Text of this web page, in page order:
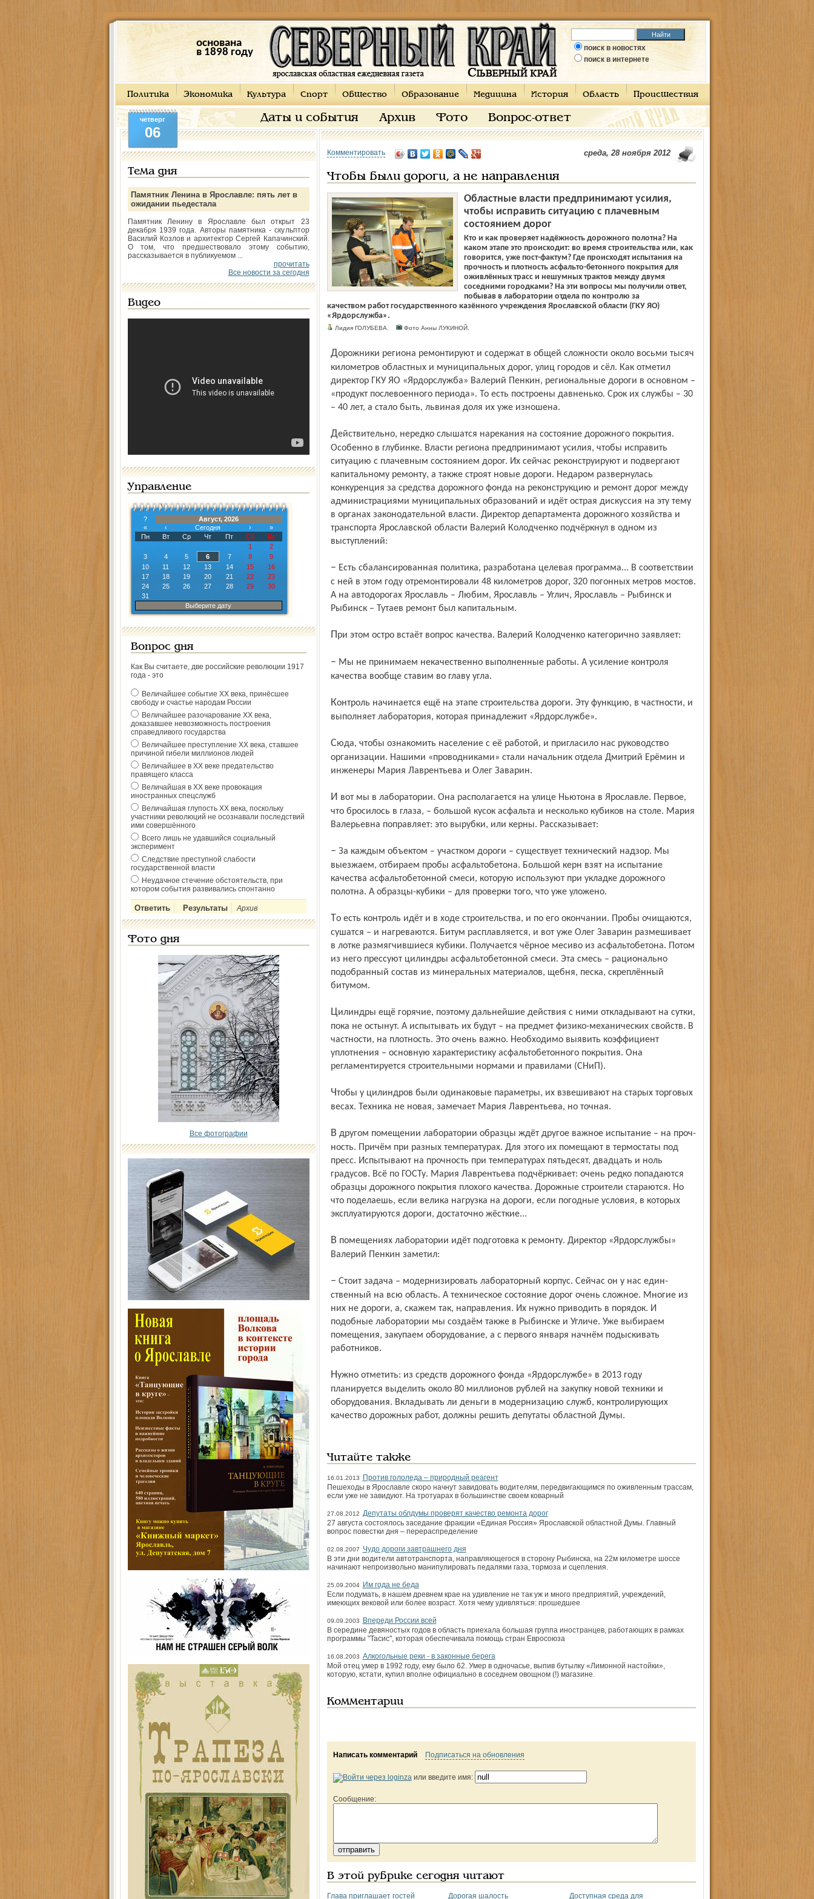
основана
в 1898 году
поиск в новостях
поиск в интернете
Политика Экономика Культура Спорт Общество Образование Медицина История Область Происшествия
Даты и события Архив Фото Вопрос-ответ
четверг
06
Тема дня
Памятник Ленина в Ярославле: пять лет в
ожидании пьедестала
Памятник Ленину в Ярославле был открыт 23
декабря 1939 года. Авторы памятника - скульптор
Василий Козлов и архитектор Сергей Капачинский.
О том, что предшествовало этому событию,
рассказывается в публикуемом ...
прочитать
Все новости за сегодня
Видео
Управление
?
Август, 2026
«
‹ Сегодня ›
»
Пн
Вт Ср Чт Пт Сб
Вс
1
2
3
4 5 6 7 8
9
10
11 12 13 14 15
16
17
18 19 20 21 22
23
24
25 26 27 28 29
30
31
Выберите дату
Вопрос дня
Как Вы считаете, две российские революции 1917
года - это
Величайшее событие ХХ века, принёсшее
свободу и счастье народам России
Величайшее разочарование ХХ века,
доказавшее невозможность построения
справедливого государства
Величайшее преступление ХХ века, ставшее
причиной гибели миллионов людей
Величайшее в ХХ веке предательство
правящего класса
Величайшая в ХХ веке провокация
иностранных спецслужб
Величайшая глупость ХХ века, поскольку
участники революций не осознавали последствий
ими совершённого
Всего лишь не удавшийся социальный
эксперимент
Следствие преступной слабости
государственной власти
Неудачное стечение обстоятельств, при
котором события развивались спонтанно
Архив
Фото дня
Все фотографии
Комментировать среда, 28 ноября 2012
Чтобы были дороги, а не направления
Областные власти предпринимают усилия,
чтобы исправить ситуацию с плачевным
состоянием дорог
Кто и как проверяет надёжность дорожного полотна? На
каком этапе это происходит: во время строительства или, как
говорится, уже пост-фактум? Где происходят испытания на
прочность и плотность асфальто-бетонного покрытия для
оживлённых трасс и нешумных трактов между двумя
соседними городками? На эти вопросы мы получили ответ,
побывав в лаборатории отдела по контролю за
качеством работ государственного казённого учреждения Ярославской области (ГКУ ЯО)
«Ярдорслужба».
Лидия ГОЛУБЕВА. Фото Анны ЛУКИНОЙ.
Дорожники региона ремонтируют и содержат в общей сложности около восьми тысяч
километров областных и муниципальных дорог, улиц городов и сёл. Как отметил
директор ГКУ ЯО «Ярдорслужба» Валерий Пенкин, региональные дороги в основном –
«продукт послевоенного периода». То есть построены давненько. Срок их службы – 30
– 40 лет, а стало быть, львиная доля их уже изношена.
Действительно, нередко слышатся нарекания на состояние дорожного покрытия.
Особенно в глубинке. Власти региона предпринимают усилия, чтобы исправить
ситуацию с плачевным состоянием дорог. Их сейчас реконструируют и подвергают
капитальному ремонту, а также строят новые дороги. Недаром развернулась
конкуренция за средства дорожного фонда на реконструкцию и ремонт дорог между
администрациями муниципальных образований и идёт острая дискуссия на эту тему
в органах законодательной власти. Директор департамента дорожного хозяйства и
транспорта Ярославской области Валерий Колодченко подчёркнул в одном из
выступлений:
– Есть сбалансированная политика, разработана целевая программа... В соответ­ствии
с ней в этом году отремонтировали 48 километров дорог, 320 погонных метров мостов.
А на автодорогах Ярославль – Любим, Ярославль – Углич, Ярославль – Рыбинск и
Рыбинск – Тутаев ремонт был капитальным.
При этом остро встаёт вопрос качества. Валерий Колодченко категорично заявляет:
– Мы не принимаем некачественно выполненные работы. А усиление контроля
качества вообще ставим во главу угла.
Контроль начинается ещё на этапе строительства дороги. Эту функцию, в частности, и
выполняет лаборатория, которая принадлежит «Ярдорслужбе».
Сюда, чтобы ознакомить население с её работой, и пригласило нас руководство
организации. Нашими «проводниками» стали начальник отдела Дмитрий Ерёмин и
инженеры Мария Лаврентьева и Олег Заварин.
И вот мы в лаборатории. Она располагается на улице Ньютона в Ярославле. Первое,
что бросилось в глаза, – большой кусок асфальта и несколько кубиков на столе. Мария
Валерьевна поправляет: это вырубки, или керны. Рассказывает:
– За каждым объектом – участком дороги – существует технический надзор. Мы
выезжаем, отбираем пробы асфальтобетона. Большой керн взят на испытание
качества асфальтобетонной смеси, которую используют при укладке дорожного
полотна. А образцы-кубики – для проверки того, что уже уложено.
То есть контроль идёт и в ходе строительства, и по его окончании. Пробы очищаются,
сушатся – и нагреваются. Битум расплавляется, и вот уже Олег Заварин размешивает
в лотке размягчившиеся кубики. Получается чёрное месиво из асфальтобетона. Потом
из него прессуют цилиндры асфальтобетонной смеси. Эта смесь – рационально
подобранный состав из минеральных материалов, щебня, песка, скреплённый
битумом.
Цилиндры ещё горячие, поэтому дальнейшие действия с ними откладывают на сутки,
пока не остынут. А испытывать их будут – на предмет физико-механических свойств. В
частности, на плотность. Это очень важно. Необходимо выявить коэффициент
уплотнения – основную характеристику асфальтобетонного покрытия. Она
регламентируется строительными нормами и правилами (СНиП).
Чтобы у цилиндров были одинаковые параметры, их взвешивают на старых торговых
весах. Техника не новая, замечает Мария Лаврентьева, но точная.
В другом помещении лаборатории образцы ждёт другое важное испытание – на проч­
ность. Причём при разных температурах. Для этого их помещают в термостаты под
пресс. Испытывают на проч­ность при температурах пятьдесят, двадцать и ноль
градусов. Всё по ГОСТу. Мария Лаврентьева подчёркивает: очень редко попадаются
образцы дорожного покрытия плохого качества. Дорожные строители стараются. Но
что поделаешь, если велика нагрузка на дороги, если погодные условия, в которых
эксплуатируются дороги, достаточно жёсткие...
В помещениях лаборатории идёт подготовка к ремонту. Директор «Ярдорслужбы»
Валерий Пенкин заметил:
– Стоит задача – модернизировать лабораторный корпус. Сейчас он у нас един­
ственный на всю область. А техническое состояние дорог очень сложное. Многие из
них не дороги, а, скажем так, направления. Их нужно приводить в порядок. И
подобные лаборатории мы создаём также в Рыбинске и Угличе. Уже выбираем
помещения, закупаем оборудование, а с первого января начнём подыскивать
работников.
Нужно отметить: из средств дорожного фонда «Ярдорслужбе» в 2013 году
планируется выделить около 80 миллионов рублей на закупку новой техники и
оборудования. Вкладывать ли деньги в модернизацию служб, контролирующих
качество дорожных работ, должны решить депутаты областной Думы.
Читайте также
16.01.2013
Против гололеда – природный реагент
Пешеходы в Ярославле скоро начнут завидовать водителям, передвигающимся по оживленным трассам,
если уже не завидуют. На тротуарах в большинстве своем коварный
27.08.2012 Депутаты облдумы проверят качество ремонта дорог
27 августа состоялось заседание фракции «Единая Россия» Ярославской областной Думы. Главный
вопрос повестки дня – перераспределение
02.08.2007
Чудо­ дороги завтрашнего дня
В эти дни водители автотранспорта, направляющегося в сторону Рыбинска, на 22­м километре шоссе
начинают непроизвольно манипулировать педалями газа, тормоза и сцепления.
25.09.2004
Им года не беда
Если подумать, в нашем древнем крае на удивление не так уж и много предприятий, учреждений,
имеющих вековой или более возраст. Хотя чему удивляться: прошедшее
09.09.2003
Впереди России всей
В середине девяностых годов в область приехала большая группа иностранцев, работающих в рамках
программы "Тасис", которая обеспечивала помощь стран Евросоюза
16.08.2003 Алкогольные реки - в законные берега
Мой отец умер в 1992 году, ему было 62. Умер в одночасье, выпив бутылку «Лимонной настойки»,
которую, кстати, купил вполне официально в соседнем овощном (!) магазине.
Комментарии
Написать комментарий Подписаться на обновления
или введите имя:
Сообщение:
В этой рубрике сегодня читают
Глава приглашает гостей Дорогая шалость Доступная среда для